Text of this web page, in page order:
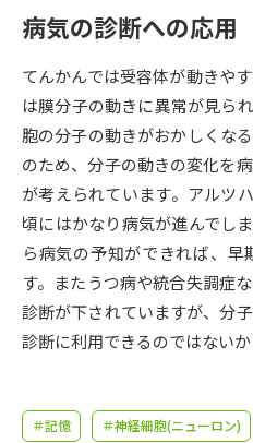
受験準備
志望校・出願校を調べる
併願校選び
先輩が入学を決めた理由
新生活お役立ちガイド
病気の診断への応用
てんかんでは受容体が動きや
は膜分子の動きに異常が見ら
胞の分子の動きがおかしくな
のため、分子の動きの変化を
が考えられています。アルツ
頃にはかなり病気が進んでし
ら病気の予知ができれば、
す。またうつ病や統合失調症
診断が下されていますが、分
診断に利用できるのではないか
＃記憶 ＃神経細胞(ニューロン)